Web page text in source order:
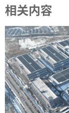
相关内容